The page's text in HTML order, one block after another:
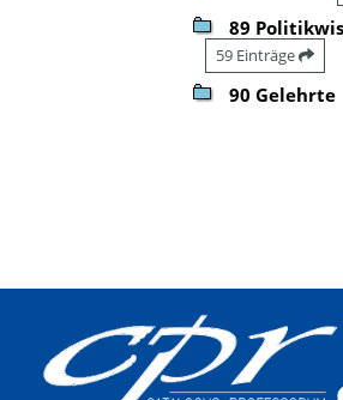
89
59 Einträge
90 Gelehrte